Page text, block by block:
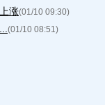
涨(01/10 09:30)
(01/10 08:51)